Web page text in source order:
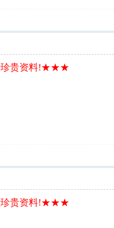
珍贵资料!★★★
珍贵资料!★★★